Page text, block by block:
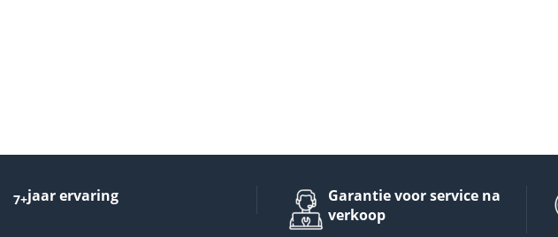
7+jaar ervaring
Garantie voor service na
verkoop